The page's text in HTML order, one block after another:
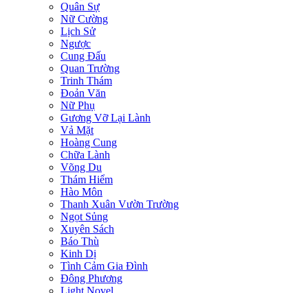
Quân Sự
Nữ Cường
Lịch Sử
Ngược
Cung Đấu
Quan Trường
Trinh Thám
Đoản Văn
Nữ Phụ
Gương Vỡ Lại Lành
Vả Mặt
Hoàng Cung
Chữa Lành
Võng Du
Thám Hiểm
Hào Môn
Thanh Xuân Vườn Trường
Ngọt Sủng
Xuyên Sách
Báo Thù
Kinh Dị
Tình Cảm Gia Đình
Đông Phương